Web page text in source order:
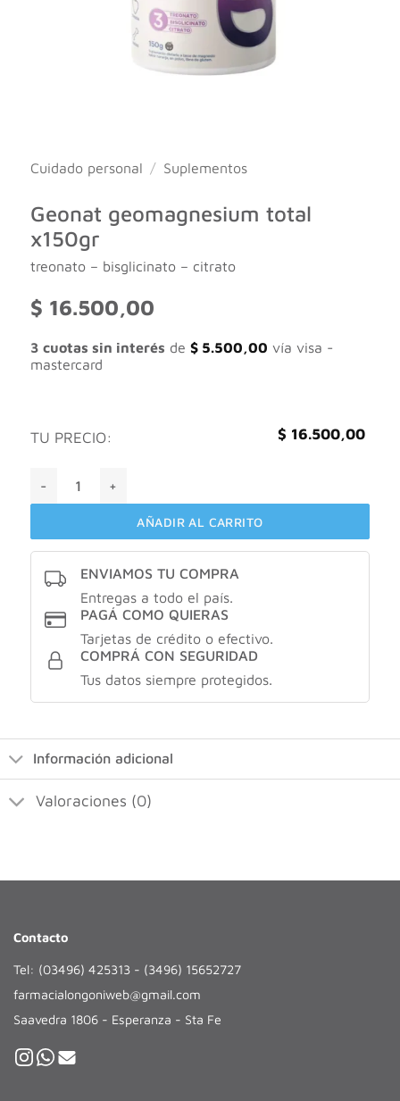
Cuidado personal / Suplementos
Geonat geomagnesium total
x150gr
treonato – bisglicinato – citrato
$ 16.500,00
3 cuotas sin interés de $5.500,00 vía visa -
mastercard
TU PRECIO: $ 16.500,00
AÑADIR AL CARRITO
ENVIAMOS TU COMPRA
Entregas a todo el país.
PAGÁ COMO QUIERAS
Tarjetas de crédito o efectivo.
COMPRÁ CON SEGURIDAD
Tus datos siempre protegidos.
Información adicional
Valoraciones (0)
Contacto
Tel: (03496) 425313 - (3496) 15652727
farmacialongoniweb@gmail.com
Saavedra 1806 - Esperanza - Sta Fe